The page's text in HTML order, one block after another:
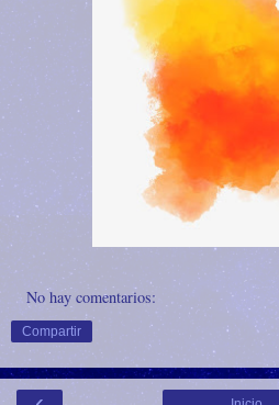
No hay comentarios:
Compartir